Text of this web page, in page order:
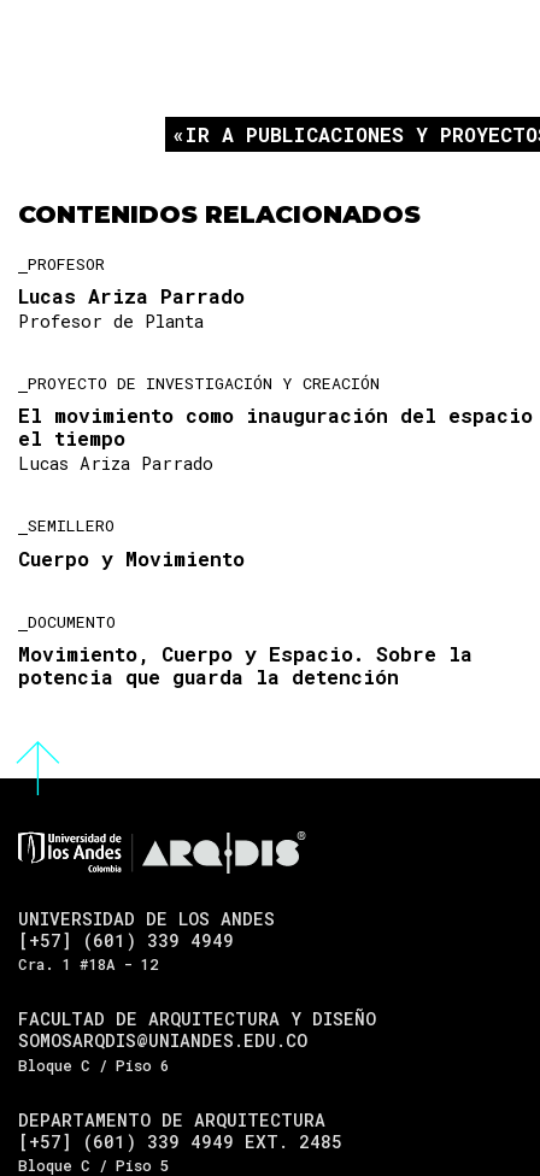
IR A PUBLICACIONES Y
CONTENIDOS RELACIONADOS
PROFESOR
Lucas Ariza Parrado
Profesor de Planta
PROYECTO DE INVESTIGACIÓN Y CREACIÓN
El movimiento como inauguración del
el tiempo
Lucas Ariza Parrado
SEMILLERO
Cuerpo y Movimiento
DOCUMENTO
Movimiento, Cuerpo y Espacio. Sobre la
potencia que guarda la detención
UNIVERSIDAD DE LOS ANDES
[+57] (601) 339 4949
Cra. 1 #18A - 12
FACULTAD DE ARQUITECTURA Y DISEÑO
SOMOSARQDIS@UNIANDES.EDU.CO
Bloque C / Piso 6
DEPARTAMENTO DE ARQUITECTURA
[+57] (601) 339 4949 EXT. 2485
Bloque C / Piso 5